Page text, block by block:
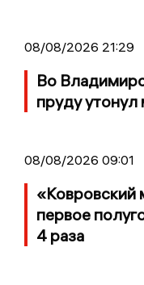
08/08/2026 21:29
Во
пруду
08/08/2026 09:01
«Ковровский
первое
4 раза